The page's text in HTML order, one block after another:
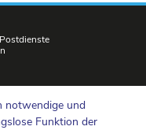
notwendige und
Funktion der